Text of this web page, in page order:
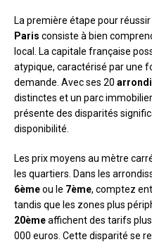
La première étape pour
Paris consiste à bien
local. La capitale française
atypique, caractérisé par une
demande. Avec ses 20
distinctes et un parc
présente des disparités
disponibilité.
Les prix moyens au mètre
les quartiers. Dans les
6èmeou le 7ème, comptez
tandis que les zones plus
20èmeaffichent des tarifs
000 euros. Cette disparité se